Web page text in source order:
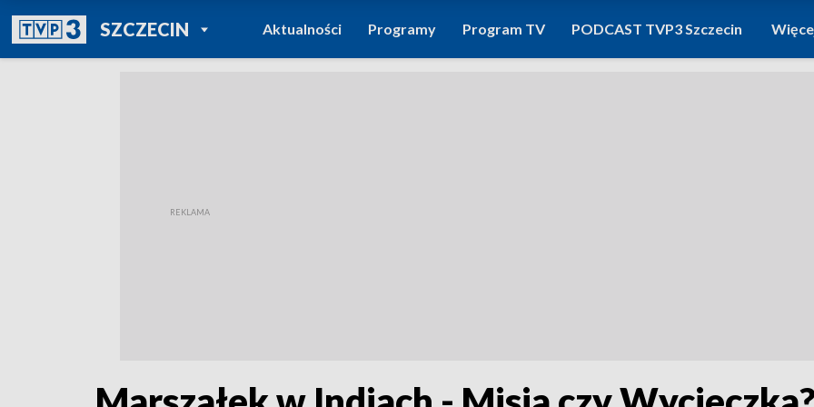
SZCZECINPOWRÓT DO
TVP REGIONY
Aktualności Programy Program TV PODCAST TVP3 Szczecin